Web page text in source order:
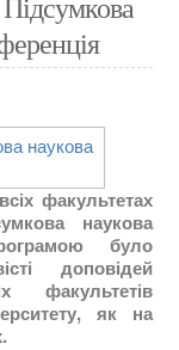
факультетах
наукова
було
доповідей
факультетів
як на